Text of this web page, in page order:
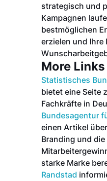
strategisch und
Kampagnen
bestmöglichen
erzielen und Ihre
More Links
Statistisches
bietet eine Seite
Fachkräfte in
Bundesagentur
einen Artikel
Branding und die
starke Marke
Randstad